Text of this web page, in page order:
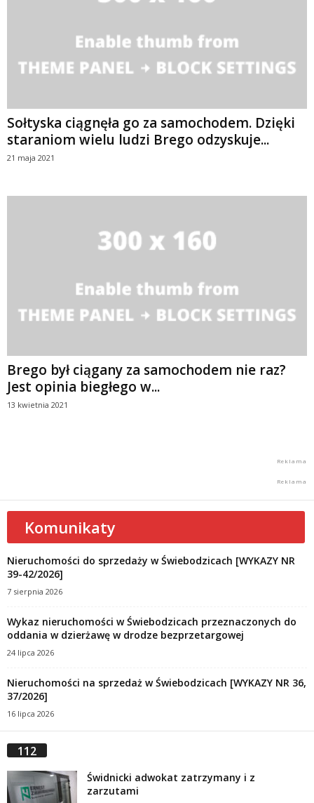
Sołtyska ciągnęła go za samochodem. Dzięki
staraniom wielu ludzi Brego odzyskuje...
21 maja 2021
Brego był ciągany za samochodem nie raz?
Jest opinia biegłego w...
13 kwietnia 2021
Komunikaty
Nieruchomości do sprzedaży w Świebodzicach [WYKAZY NR
39-42/2026]
7 sierpnia 2026
Wykaz nieruchomości w Świebodzicach przeznaczonych do
oddania w dzierżawę w drodze bezprzetargowej
24 lipca 2026
Nieruchomości na sprzedaż w Świebodzicach [WYKAZY NR 36,
37/2026]
16 lipca 2026
112
Świdnicki adwokat zatrzymany i z
zarzutami